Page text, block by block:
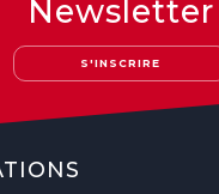
Newsletter
S'INSCRIRE